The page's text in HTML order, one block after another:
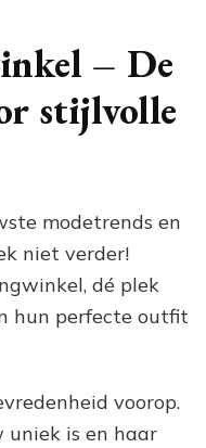
– De
stijlvolle
modetrends en
niet verder!
dé plek
hun perfecte outfit
voorop.
uniek is en haar